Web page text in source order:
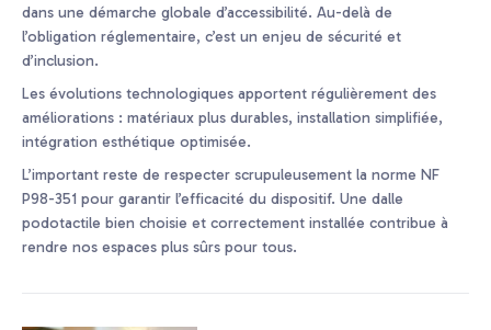
dans une démarche globale d’accessibilité. Au-delà de
l’obligation réglementaire, c’est un enjeu de sécurité et
d’inclusion.
Les évolutions technologiques apportent régulièrement des
améliorations : matériaux plus durables, installation simplifiée,
intégration esthétique optimisée.
L’important reste de respecter scrupuleusement la norme NF
P98-351 pour garantir l’efficacité du dispositif. Une dalle
podotactile bien choisie et correctement installée contribue à
rendre nos espaces plus sûrs pour tous.